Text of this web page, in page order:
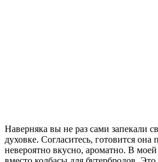
Наверняка вы не раз сами запекали
духовке. Согласитесь, готовится она
невероятно вкусно, ароматно. В